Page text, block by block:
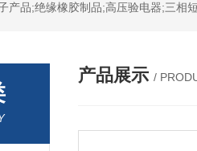
产品;绝缘橡胶制品;高压验电器;三
产品展示 /